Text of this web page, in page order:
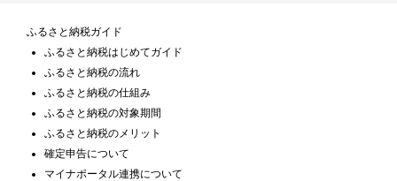
ふるさと納税ガイド
ふるさと納税はじめてガイド
ふるさと納税の流れ
ふるさと納税の仕組み
ふるさと納税の対象期間
ふるさと納税のメリット
確定申告について
マイナポータル連携について